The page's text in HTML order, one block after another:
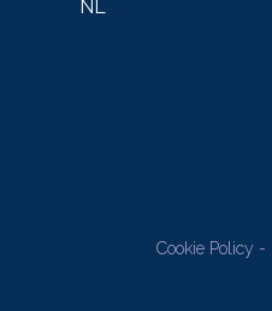
NL
Cookie Policy -